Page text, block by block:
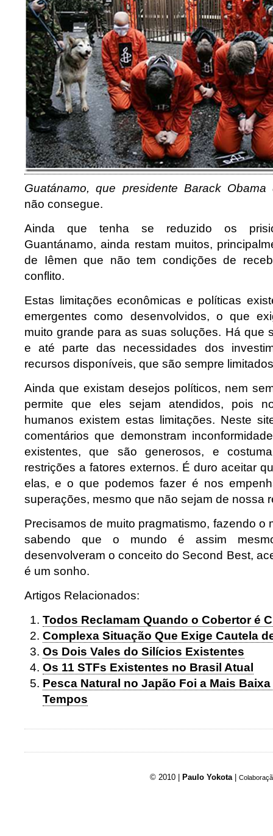
Guatánamo, que presidente Barack
não consegue.
Ainda que tenha se reduzido os
Guantánamo, ainda restam muitos,
de Iêmen que não tem condições de
conflito.
Estas limitações econômicas e políticas
emergentes como desenvolvidos, o que
muito grande para as suas soluções. Há que
e até parte das necessidades dos
recursos disponíveis, que são sempre
Ainda que existam desejos políticos, nem
permite que eles sejam atendidos, pois
humanos existem estas limitações. Neste
comentários que demonstram
existentes, que são generosos, e
restrições a fatores externos. É duro aceitar
elas, e o que podemos fazer é nos
superações, mesmo que não sejam de nossa
Precisamos de muito pragmatismo, fazendo o
sabendo que o mundo é assim
desenvolveram o conceito do Second Best,
é um sonho.
Artigos Relacionados:
Todos Reclamam Quando o Cobertor é
Complexa Situação Que Exige Cautela
Os Dois Vales do Silícios Existentes
Os 11 STFs Existentes no Brasil Atual
Pesca Natural no Japão Foi a Mais
Tempos
© 2010 | Paulo Yokota |